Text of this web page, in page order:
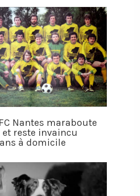
Nantes maraboute
et reste invaincu
à domicile